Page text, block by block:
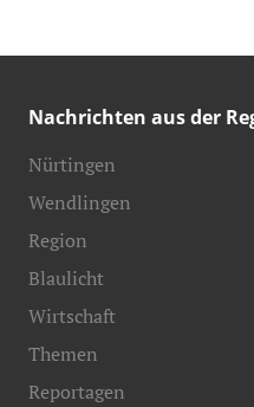
Nachrichten aus der
Nürtingen
Wendlingen
Region
Blaulicht
Wirtschaft
Themen
Reportagen